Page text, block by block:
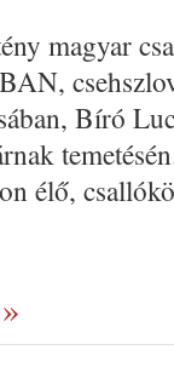
magyar
Bíró
élő,